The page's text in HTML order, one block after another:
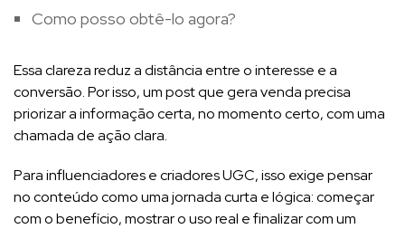
Como posso obtê-lo agora?
Essa clareza reduz a distância entre o interesse e a
conversão. Por isso, um post que gera venda precisa
priorizar a informação certa, no momento certo, com uma
chamada de ação clara.
Para influenciadores e criadores UGC, isso exige pensar
no conteúdo como uma jornada curta e lógica: começar
com o benefício, mostrar o uso real e finalizar com um